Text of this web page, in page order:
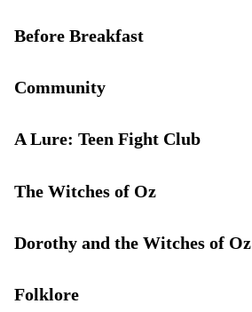
Before Breakfast
Community
A Lure: Teen Fight Club
The Witches of Oz
Dorothy and the Witches of Oz
Folklore